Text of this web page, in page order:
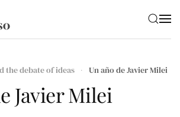
the debate of ideas Un año de Javier Milei
Javier Milei